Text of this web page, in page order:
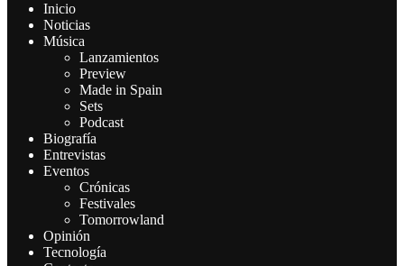
Inicio
Noticias
Música
Lanzamientos
Preview
Made in Spain
Sets
Podcast
Biografía
Entrevistas
Eventos
Crónicas
Festivales
Tomorrowland
Opinión
Tecnología